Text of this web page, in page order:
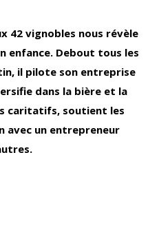
42 vignobles nous révèle
enfance. Debout tous les
il pilote son entreprise
dans la bière et la
caritatifs, soutient les
avec un entrepreneur